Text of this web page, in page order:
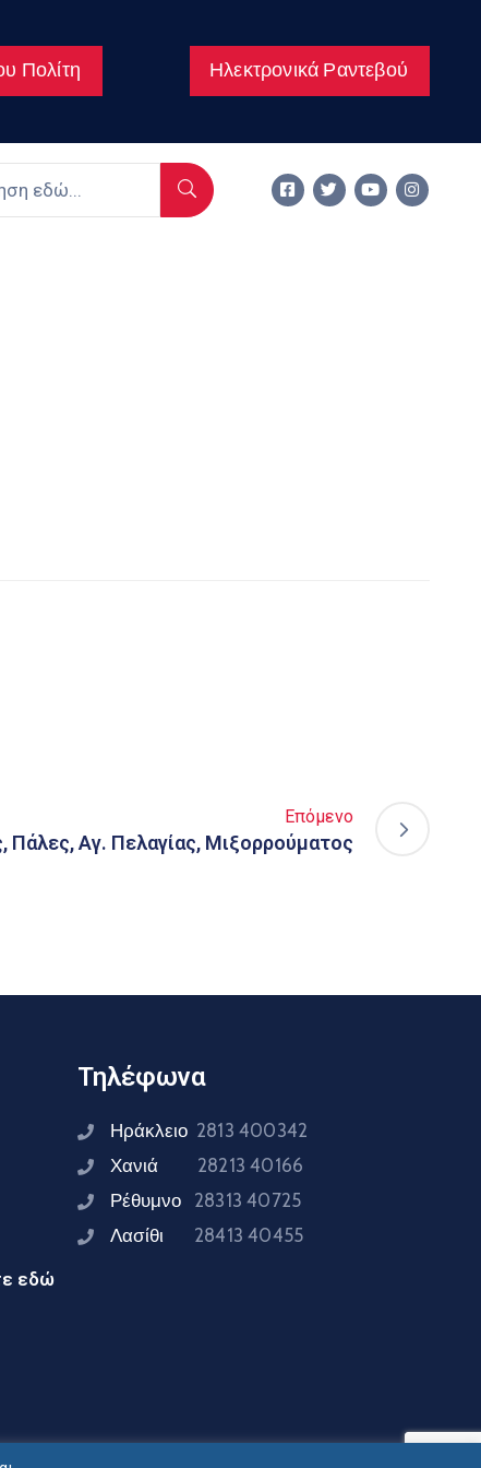
Πολίτη Ηλεκτρονικά Ραντεβού
Επόμενο
Αγ. Πελαγίας, Μιξορρούματος
εδώ
Τηλέφωνα
Ηράκλειο 2813 400342
Χανιά 28213 40166
Ρέθυμνο 28313 40725
Λασίθι 28413 40455